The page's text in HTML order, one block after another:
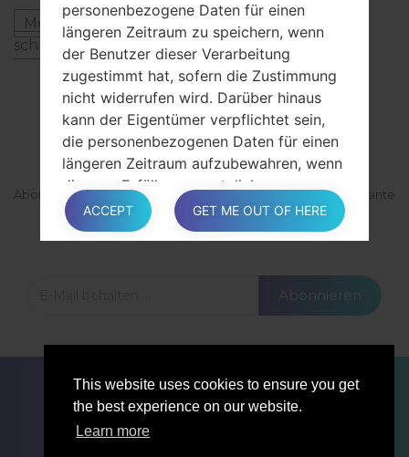
This website uses cookies to ensure you get
the best experience on our website.
Learn more
Melden Sie sich an
um einen Kommentar zu
schreiben.
ABONNIEREN
Abonnieren Sie unsere Mailingliste und erhalten Sie interessante
Materialien und Updates per E-Mail.
Abonnieren
NUTZUNGSBEDINGUNGEN
personenbezogene Daten für einen
längeren Zeitraum zu speichern, wenn
der Benutzer dieser Verarbeitung
zugestimmt hat, sofern die Zustimmung
nicht widerrufen wird. Darüber hinaus
kann der Eigentümer verpflichtet sein,
die personenbezogenen Daten für einen
längeren Zeitraum aufzubewahren, wenn
dies zur Erfüllung gesetzlicher
Verpflichtungen erforderlich ist, oder auf
Antrag einer höheren Behörde.
Nach der Aufbewahrung werden
und das Recht auf Datenübermittlung
können daher nach Ablauf der
Aufbewahrungsfrist nicht erfüllt werden.
ACCEPT GET ME OUT OF HERE